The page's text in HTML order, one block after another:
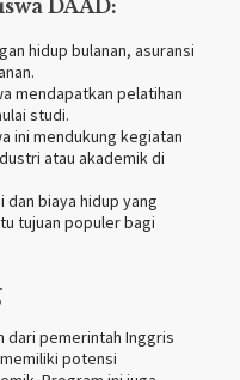
DAAD:
hidup bulanan, asuransi
mendapatkan pelatihan
studi.
ini mendukung kegiatan
atau akademik di
biaya hidup yang
tujuan populer bagi
dari pemerintah Inggris
potensi